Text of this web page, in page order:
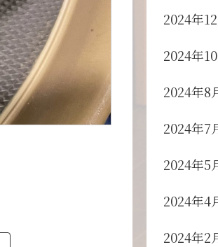
2024年
2024年
2024年8
2024年7
2024年5
2024年4
2024年2